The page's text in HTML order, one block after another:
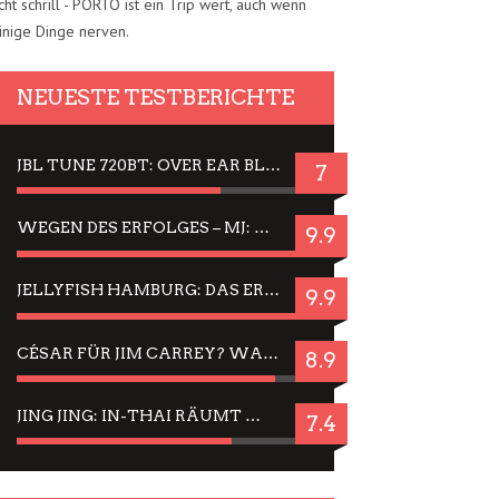
schrill - PORTO ist ein Trip wert, auch wenn
Dinge nerven.
NEUESTE TESTBERICHTE
JBL TUNE 720BT: OVER EAR BLUETOOTH KOPFHÖRER UM DIE 50,-€ IM DAUER-TEST 7
WEGEN DES ERFOLGES – MJ: MICHAEL JACKSON MUSICAL IN EINER MATINEE SEHEN 9.9
JELLYFISH HAMBURG: DAS ERFOLGREICHE SOMMER-MENÜ 2025 IN GEFÜHLEN UND BILDERN 9.9
CÉSAR FÜR JIM CARREY? WARUM DAS EINER DER NERVIGSTEN ACTORS IST UND BLEIBT 8.9
JING JING: IN-THAI RÄUMT WIEDER TITEL AB – EIN ZWEI-STUNDEN-ERLEBNISBERICHT 7.4